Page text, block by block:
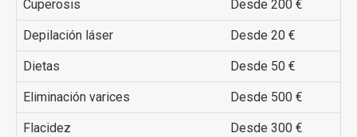
Cuperosis Desde 200 €
Depilación láser Desde 20 €
Dietas Desde 50 €
Eliminación varices Desde 500 €
Flacidez Desde 300 €